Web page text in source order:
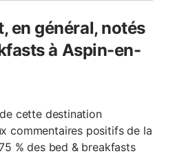
en général, notés
à Aspin-en-
cette destination
commentaires positifs de la
% des bed & breakfasts